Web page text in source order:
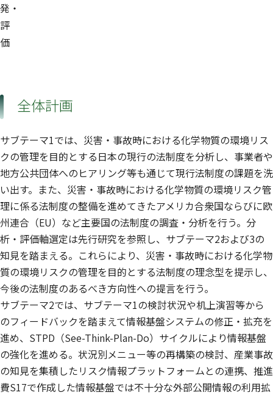
発・
評
価
全体計画
サブテーマ1では、災害・事故時における化学物質の環境リス
クの管理を目的とする日本の現行の法制度を分析し、事業者や
地方公共団体へのヒアリング等も通じて現行法制度の課題を洗
い出す。また、災害・事故時における化学物質の環境リスク管
理に係る法制度の整備を進めてきたアメリカ合衆国ならびに欧
州連合（EU）など主要国の法制度の調査・分析を行う。分
析・評価軸選定は先行研究を参照し、サブテーマ2および3の
知見を踏まえる。これらにより、災害・事故時における化学物
質の環境リスクの管理を目的とする法制度の理念型を提示し、
今後の法制度のあるべき方向性への提言を行う。
サブテーマ2では、サブテーマ1の検討状況や机上演習等から
のフィードバックを踏まえて情報基盤システムの修正・拡充を
進め、STPD（See-Think-Plan-Do）サイクルにより情報基盤
の強化を進める。状況別メニュー等の再構築の検討、産業事故
の知見を集積したリスク情報プラットフォームとの連携、推進
費S17で作成した情報基盤では不十分な外部公開情報の利用拡